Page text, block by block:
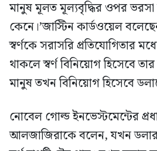
মানুষ মূলত মূল্যবৃদ্ধির ওপর ভরসা
কেনে।’জাস্টিন কার্ডওয়েল
স্বর্ণকে সরাসরি প্রতিযোগিতার
থাকলে স্বর্ণ বিনিয়োগ হিসেবে
মানুষ তখন বিনিয়োগ হিসেবে
নোবেল গোল্ড ইনভেস্টমেন্টের
আলজাজিরাকে বলেন, যখন